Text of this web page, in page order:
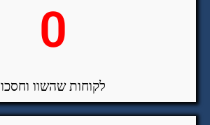
לקוחות שהשוו וחסכו
0